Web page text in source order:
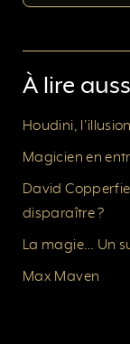
À lire
Houdini,
Magicien en
David
disparaître ?
La magie… Un
Max Maven